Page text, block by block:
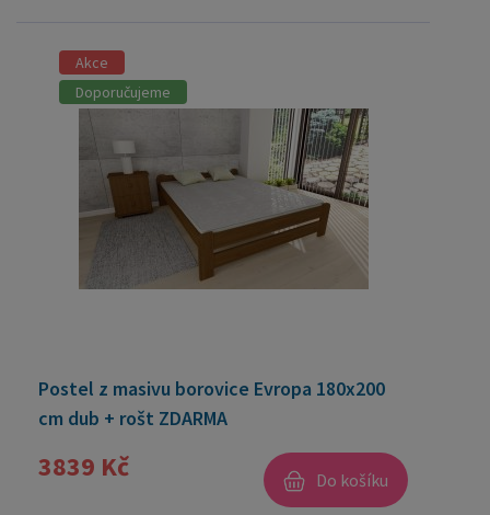
Akce
Doporučujeme
Postel z masivu borovice Evropa 180x200
cm dub + rošt ZDARMA
3839 Kč Do košíku